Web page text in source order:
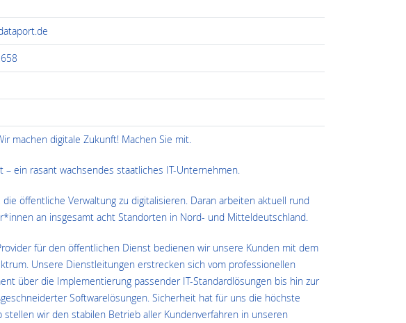
machen digitale Zukunft! Machen Sie mit.
– ein rasant wachsendes staatliches IT-Unternehmen.
die öffentliche Verwaltung zu digitalisieren. Daran arbeiten aktuell rund
an insgesamt acht Standorten in Nord- und Mitteldeutschland.
für den öffentlichen Dienst bedienen wir unsere Kunden mit dem
Unsere Dienstleitungen erstrecken sich vom professionellen
über die Implementierung passender IT-Standardlösungen bis hin zur
Softwarelösungen. Sicherheit hat für uns die höchste
stellen wir den stabilen Betrieb aller Kundenverfahren in unseren